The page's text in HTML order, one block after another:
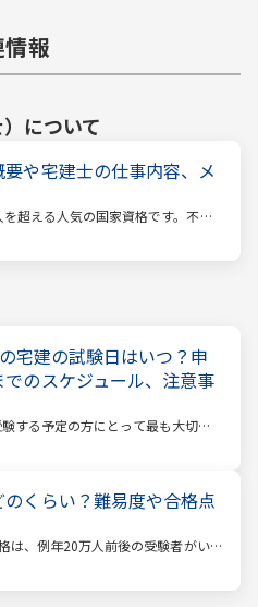
報
について
や宅建士の仕事内容、メ
超える人気の国家資格です。不動
学生、主婦まで、さまざまな方が
宅建の試験日はいつ？申
のスケジュール、注意事
する予定の方にとって最も大切な
強を始めるか、もう始めているな
くらい？難易度や合格点
は、例年20万人前後の受験者がいる
18%程度であり、過去10年の平均